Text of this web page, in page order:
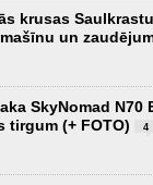
krusas
un
SkyNomad N70
tirgum (+ FOTO)
4